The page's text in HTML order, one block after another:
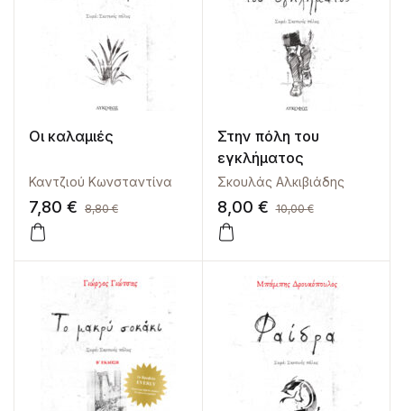
Οι καλαμιές
Καντζιού Κωνσταντίνα
7,80 € 8,80€
Στην πόλη του
εγκλήματος
Σκουλάς Αλκιβιάδης
8,00 € 10,00€